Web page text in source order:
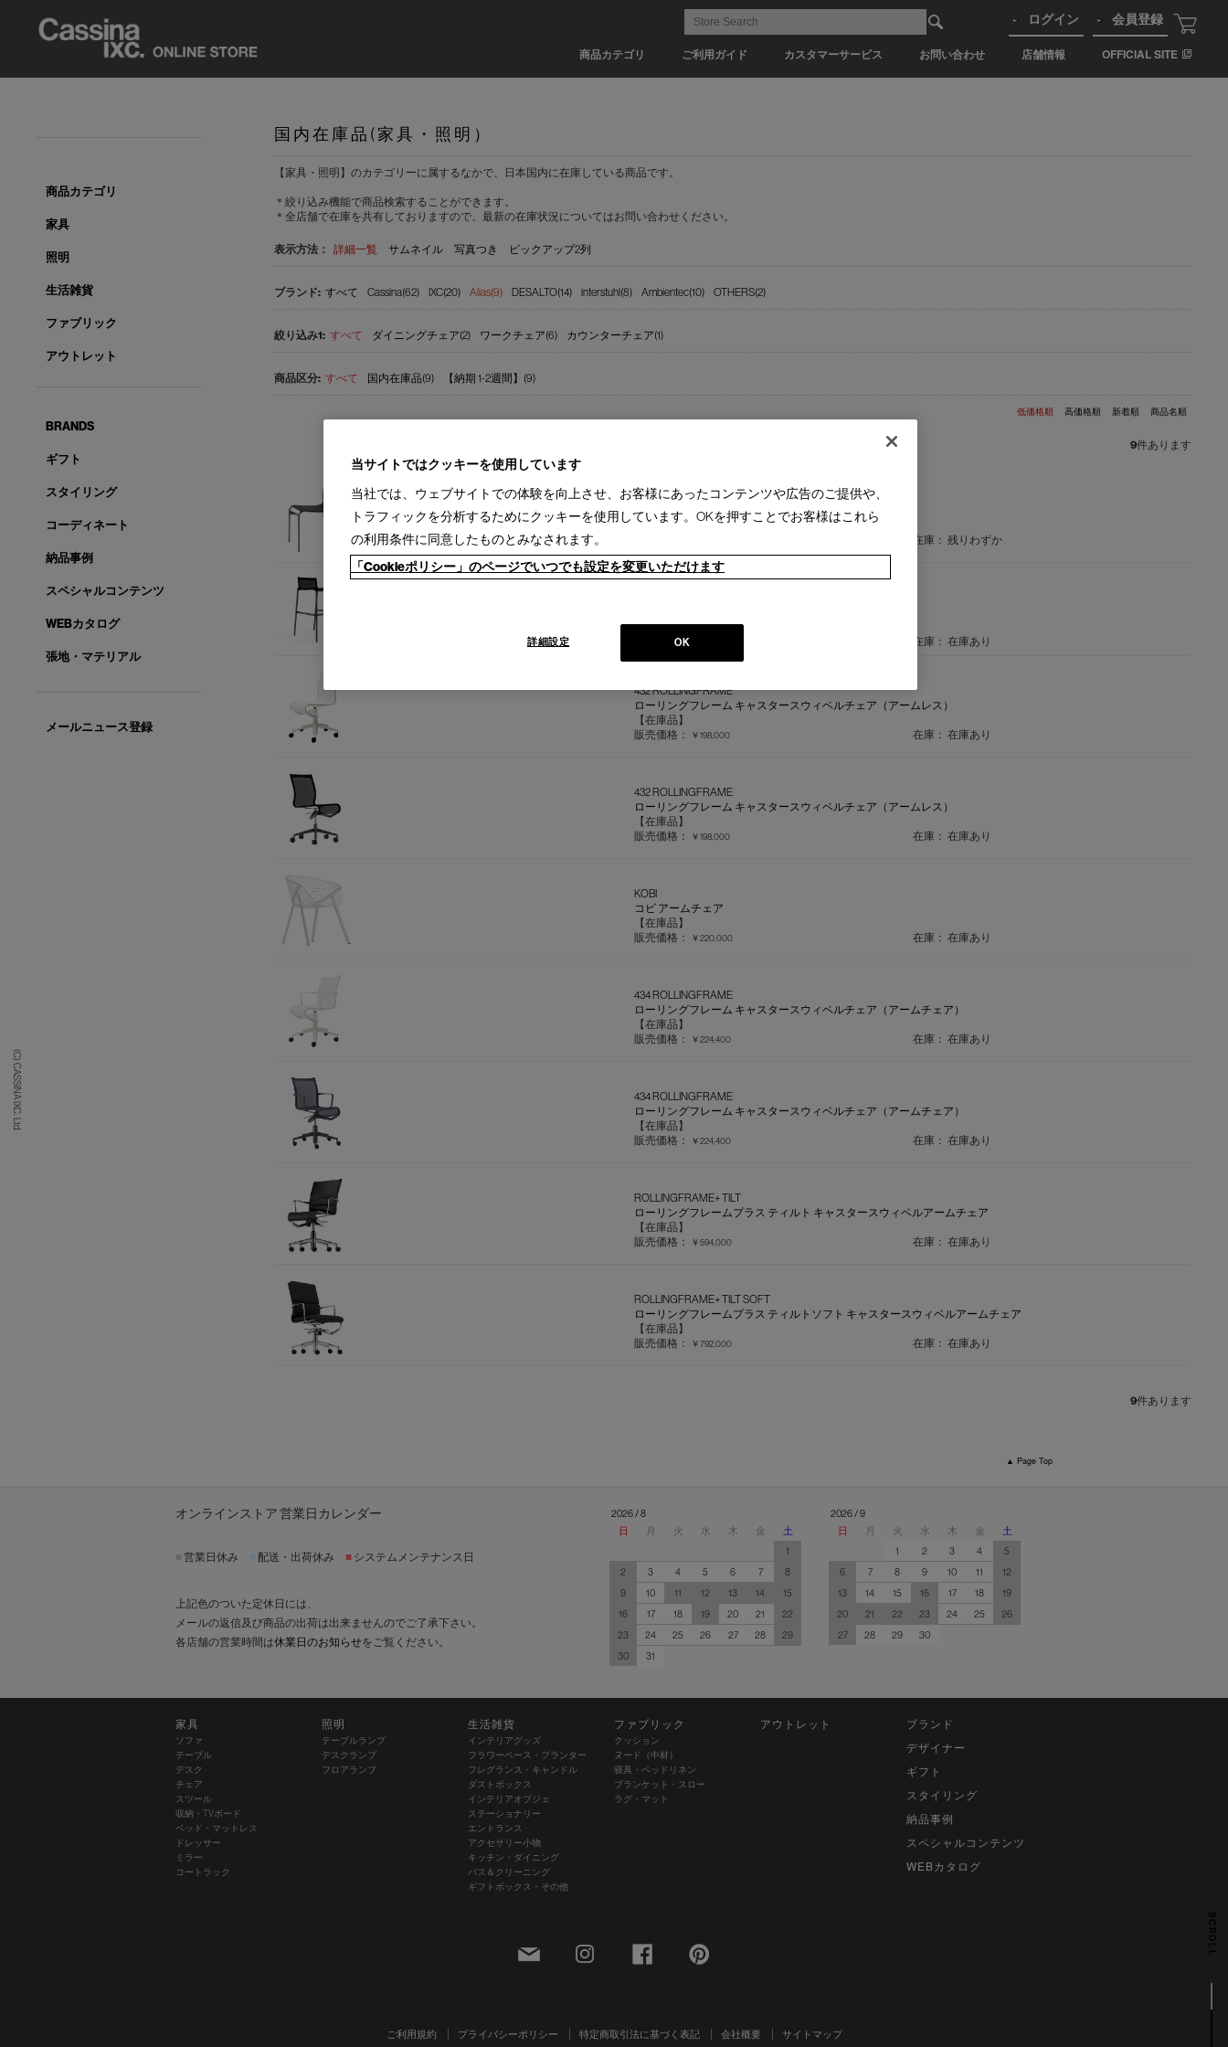
商品カテゴリ ご利用ガイド カスタマーサービス お問い合わせ 店舗情報 OFFICIAL SITE
ログイン 会員登録
(C) CASSINA IXC. Ltd.
SCROLL
国内在庫品(家具・照明）
【家具・照明】のカテゴリーに属するなかで、日本国内に在庫している商品です。
＊絞り込み機能で商品検索することができます。
＊全店舗で在庫を共有しておりますので、最新の在庫状況についてはお問い合わせください。
表示方法： 詳細一覧 サムネイル 写真つき ピックアップ2列
すべて Cassina(62) IXC(20) Alias(9) DESALTO(14) interstuhl(8) Ambientec(10) OTHERS(2)
すべて ダイニングチェア(2) ワークチェア(6) カウンターチェア(1)
すべて 国内在庫品(9) 【納期 1-2週間】(9)
低価格順 高価格順 新着順 商品名順
9件あります
416 HIGHFRAME
ハイフレーム スタッキングチェア（アームレス）
【在庫品】
在庫： 残りわずか
【在庫品】
販売価格：
在庫： 在庫あり
432 ROLLINGFRAME
ローリングフレーム キャスタースウィベルチェア（アームレス）
【在庫品】
販売価格：
￥198,000 在庫： 在庫あり
432 ROLLINGFRAME
ローリングフレーム キャスタースウィベルチェア（アームレス）
【在庫品】
販売価格：
￥198,000 在庫： 在庫あり
KOBI
コビ アームチェア
【在庫品】
販売価格：
￥220,000 在庫： 在庫あり
434 ROLLINGFRAME
ローリングフレーム キャスタースウィベルチェア（アームチェア）
【在庫品】
販売価格：
￥224,400 在庫： 在庫あり
434 ROLLINGFRAME
ローリングフレーム キャスタースウィベルチェア（アームチェア）
【在庫品】
販売価格：
￥224,400 在庫： 在庫あり
ROLLINGFRAME+ TILT
ローリングフレームプラス ティルト キャスタースウィベルアームチェア
【在庫品】
販売価格：
￥594,000 在庫： 在庫あり
ROLLINGFRAME+ TILT SOFT
ローリングフレームプラス ティルトソフト キャスタースウィベルアームチェア
【在庫品】
販売価格：
￥792,000 在庫： 在庫あり
9件あります
商品カテゴリ
家具
照明
生活雑貨
ファブリック
アウトレット
BRANDS
ギフト
スタイリング
コーディネート
納品事例
スペシャルコンテンツ
WEBカタログ
張地・マテリアル
メールニュース登録
▲ Page Top
オンラインストア 営業日カレンダー
営業日休み 配送・出荷休み ■ システムメンテナンス日
上記色のついた定休日には、
メールの返信及び商品の出荷は出来ませんのでご了承下さい。
各店舗の営業時間は休業日のお知らせをご覧ください。
2026 / 8
日
月 火 水 木 金
土
1
2
3 4 5 6 7
8
9
10 11 12 13 14
15
16
17 18 19 20 21
22
23
24 25 26 27 28
29
30
31
2026 / 9
日
月 火 水 木 金
土
1
2 3 4
5
6
7 8 9 10 11
12
13
14 15 16 17 18
19
20
21 22 23 24 25
26
27
28 29 30
家具
ソファ
テーブル
デスク
チェア
スツール
収納・TVボード
ベッド・マットレス
ドレッサー
ミラー
コートラック
照明
テーブルランプ
デスクランプ
フロアランプ
生活雑貨
インテリアグッズ
フラワーベース・プランター
フレグランス・キャンドル
ダストボックス
インテリアオブジェ
ステーショナリー
エントランス
アクセサリー小物
キッチン・ダイニング
バス＆クリーニング
ギフトボックス・その他
ファブリック
クッション
ヌード（中材）
寝具・ベッドリネン
ブランケット・スロー
ラグ・マット
アウトレット
ブランド
デザイナー
ギフト
スタイリング
納品事例
スペシャルコンテンツ
WEBカタログ
ご利用規約 プライバシーポリシー 特定商取引法に基づく表記 会社概要 サイトマップ
当サイトではクッキーを使用しています
当社では、ウェブサイトでの体験を向上させ、お客様にあったコンテンツや広告のご提供や、
トラフィックを分析するためにクッキーを使用しています。OKを押すことでお客様はこれら
の利用条件に同意したものとみなされます。
「Cookieポリシー」のページでいつでも設定を変更いただけます
OK
詳細設定